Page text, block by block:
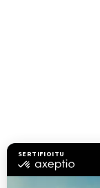
Työpaikat